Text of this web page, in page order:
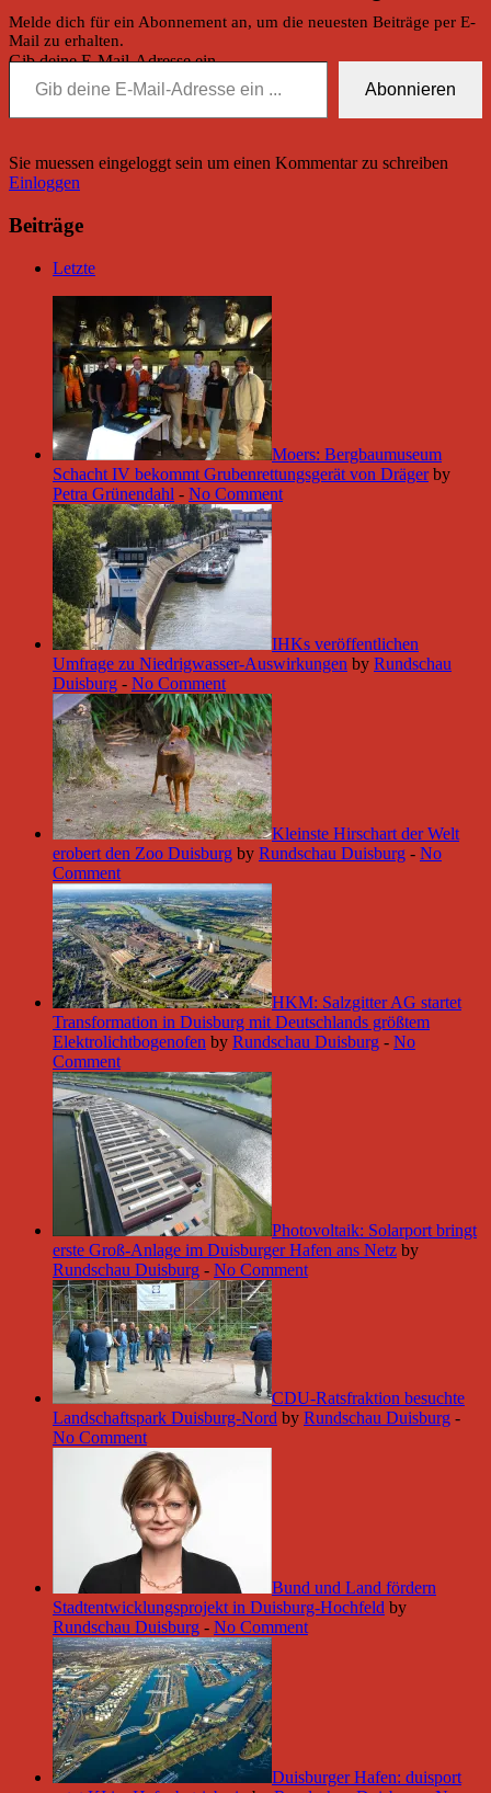
Melde dich für ein Abonnement an, um die neuesten Beiträge per E-
Mail zu erhalten.
Gib deine E-Mail-Adresse ein ...
Abonnieren
Sie muessen eingeloggt sein um einen Kommentar zu schreiben
Einloggen
Beiträge
Letzte
Moers: Bergbaumuseum
Schacht IV bekommt Grubenrettungsgerät von Dräger by
Petra Grünendahl - No Comment
IHKs veröffentlichen
Umfrage zu Niedrigwasser-Auswirkungen by Rundschau
Duisburg - No Comment
Kleinste Hirschart der Welt
erobert den Zoo Duisburg by Rundschau Duisburg - No
Comment
HKM: Salzgitter AG startet
Transformation in Duisburg mit Deutschlands größtem
Elektrolichtbogenofen by Rundschau Duisburg - No
Comment
Photovoltaik: Solarport bringt
erste Groß-Anlage im Duisburger Hafen ans Netz by
Rundschau Duisburg - No Comment
CDU-Ratsfraktion besuchte
Landschaftspark Duisburg-Nord by Rundschau Duisburg -
No Comment
Bund und Land fördern
Stadtentwicklungsprojekt in Duisburg-Hochfeld by
Rundschau Duisburg - No Comment
Duisburger Hafen: duisport